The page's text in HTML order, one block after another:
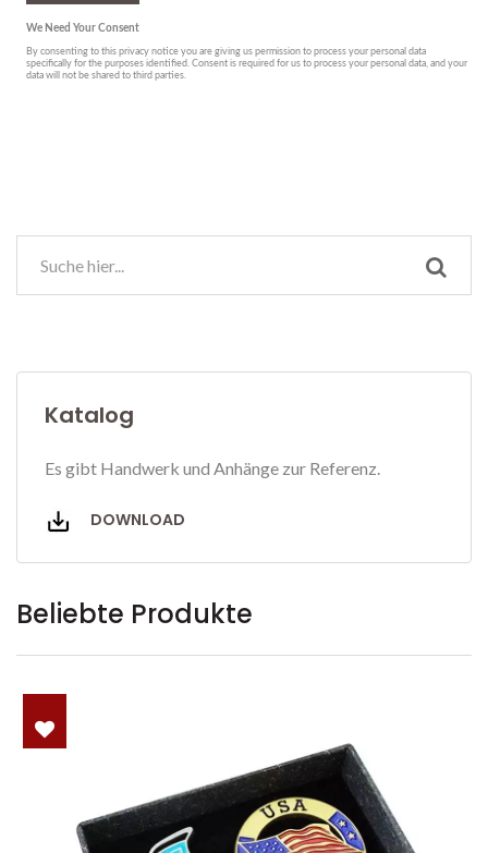
Katalog
Es gibt Handwerk und Anhänge zur Referenz.
DOWNLOAD
Beliebte Produkte